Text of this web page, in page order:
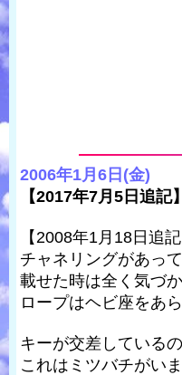
2006年1月6日(金)
【2017年7月5日追
【2008年1月18日追記
チャネリングがあっ
載せた時は全く気づ
ロープはヘビ座をあ
キーが交差している
これはミツバチがい